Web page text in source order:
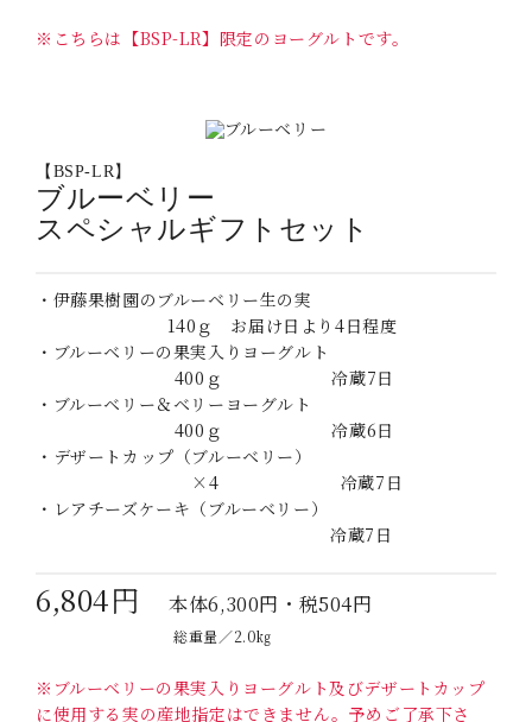
※こちらは【BSP-LR】限定のヨーグルトです。
【BSP-LR】
ブルーベリー
スペシャルギフトセット
・伊藤果樹園のブルーベリー生の実
140ｇ お届け日より4日程度
・ブルーベリーの果実入りヨーグルト
400ｇ 冷蔵7日
・ブルーベリー＆ベリーヨーグルト
400ｇ 冷蔵6日
・デザートカップ（ブルーベリー）
×4 冷蔵7日
・レアチーズケーキ（ブルーベリー）
冷蔵7日
6,804円本体6,300円・税504円
総重量／2.0㎏
※ブルーベリーの果実入りヨーグルト及びデザートカップ
に使用する実の産地指定はできません。予めご了承下さ